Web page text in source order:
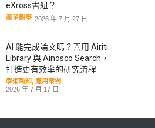
eXross書紐？
產業觀察 2026 年 7 月 27 日
AI 能完成論文嗎？善用 Airiti
Library 與 Ainosco Search，
打造更有效率的研究流程
學術新知, 應用案例
2026 年 7 月 17 日
華藝線上圖書館年度報告出